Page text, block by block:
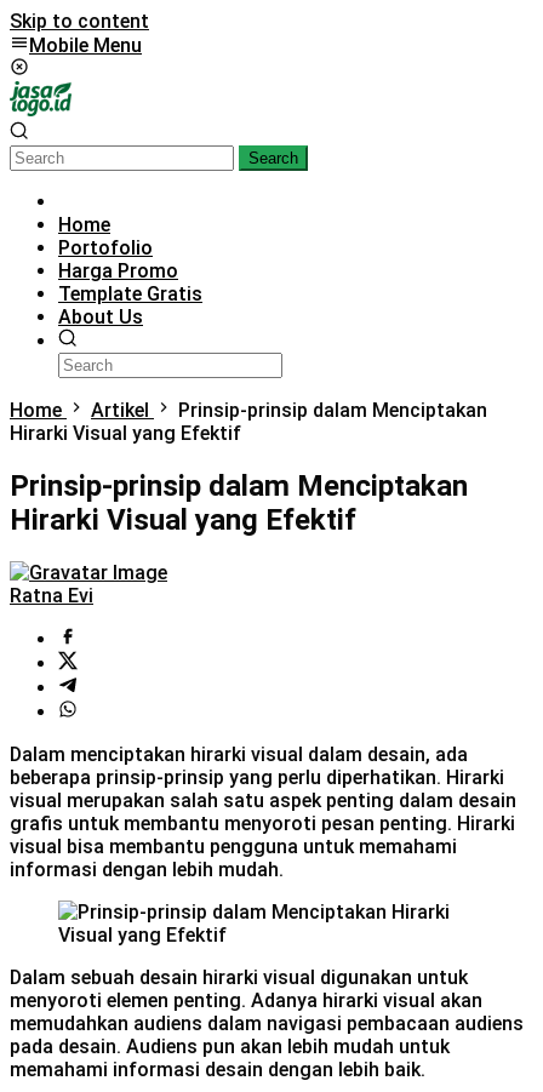
Skip to content
Mobile Menu
Search
Home
Portofolio
Harga Promo
Template Gratis
About Us
Home Artikel
Prinsip-prinsip dalam Menciptakan
Hirarki Visual yang Efektif
Prinsip-prinsip dalam Menciptakan
Hirarki Visual yang Efektif
Ratna Evi
Dalam menciptakan hirarki visual dalam desain, ada
beberapa prinsip-prinsip yang perlu diperhatikan. Hirarki
visual merupakan salah satu aspek penting dalam desain
grafis untuk membantu menyoroti pesan penting. Hirarki
visual bisa membantu pengguna untuk memahami
informasi dengan lebih mudah.
Dalam sebuah desain hirarki visual digunakan untuk
menyoroti elemen penting. Adanya hirarki visual akan
memudahkan audiens dalam navigasi pembacaan audiens
pada desain. Audiens pun akan lebih mudah untuk
memahami informasi desain dengan lebih baik.